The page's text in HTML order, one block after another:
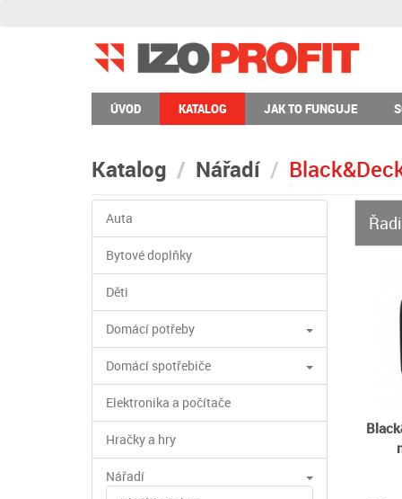
ÚVOD KATALOG JAK TO FUNGUJE
Katalog Nářadí
Auta
Bytové doplňky
Děti
Domácí potřeby
Domácí spotřebiče
Elektronika a počítače
Hračky a hry
Nářadí